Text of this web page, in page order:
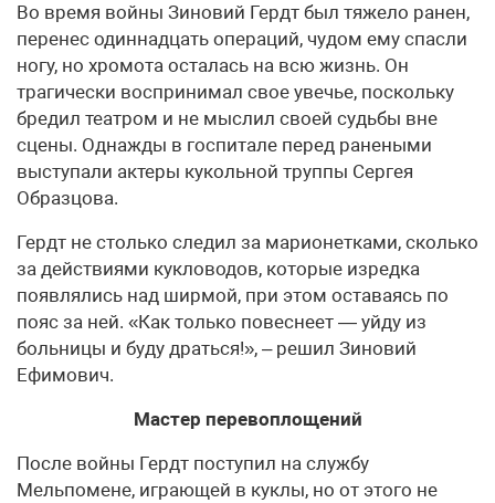
Во время войны Зиновий Гердт был тяжело ранен,
перенес одиннадцать операций, чудом ему спасли
ногу, но хромота осталась на всю жизнь. Он
трагически воспринимал свое увечье, поскольку
бредил театром и не мыслил своей судьбы вне
сцены. Однажды в госпитале перед ранеными
выступали актеры кукольной труппы Сергея
Образцова.
Гердт не столько следил за марионетками, сколько
за действиями кукловодов, которые изредка
появлялись над ширмой, при этом оставаясь по
пояс за ней. «Как только повеснеет — уйду из
больницы и буду драться!», – решил Зиновий
Ефимович.
Мастер перевоплощений
После войны Гердт поступил на службу
Мельпомене, играющей в куклы, но от этого не